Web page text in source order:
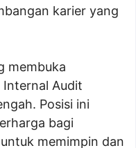
karier yang
membuka
Audit
Posisi ini
bagi
memimpin dan